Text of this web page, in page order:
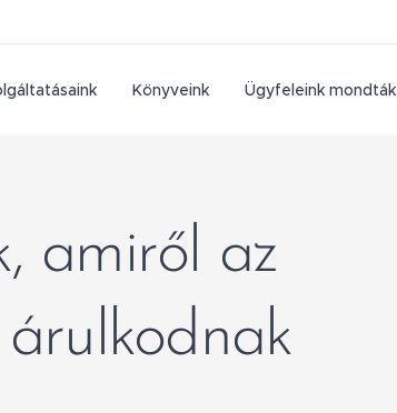
Könyveink Ügyfeleink mondták
amiről az